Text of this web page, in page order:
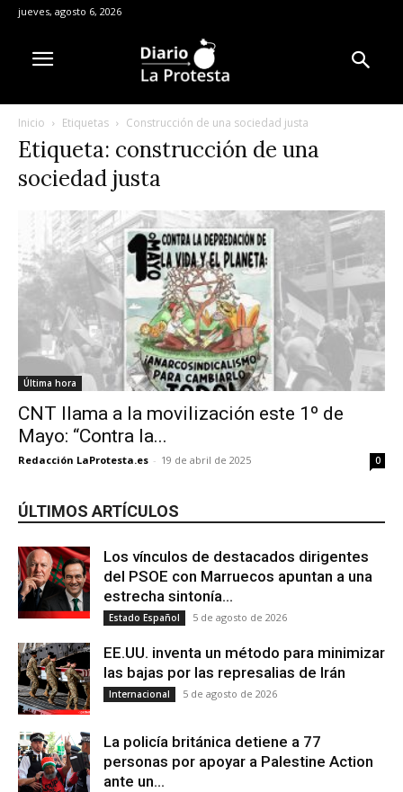
jueves, agosto 6, 2026
Inicio Etiquetas Construcción de una sociedad justa
Etiqueta: construcción de una
sociedad justa
Última hora
CNT llama a la movilización este 1º de
Mayo: “Contra la...
Redacción LaProtesta.es - 19 de abril de 2025 0
ÚLTIMOS ARTÍCULOS
Los vínculos de destacados dirigentes
del PSOE con Marruecos apuntan a una
estrecha sintonía...
Estado Español 5 de agosto de 2026
EE.UU. inventa un método para minimizar
las bajas por las represalias de Irán
Internacional 5 de agosto de 2026
La policía británica detiene a 77
personas por apoyar a Palestine Action
ante un...